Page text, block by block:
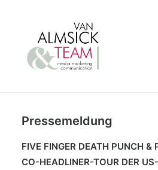
HOME
AKTUELLES
TEAM
Pressemeldung
FIVE FINGER DEATH PUNCH &
CO-HEADLINER-TOUR DER